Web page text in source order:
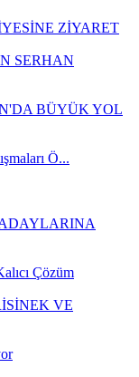
ZİYARET
SERHAN
BÜYÜK YOL
Ö...
Çözüm
VE